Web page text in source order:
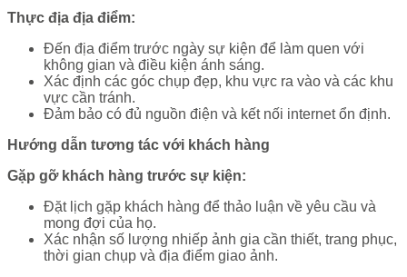
Thực địa địa điểm:
Đến địa điểm trước ngày sự kiện để làm quen với
không gian và điều kiện ánh sáng.
Xác định các góc chụp đẹp, khu vực ra vào và các khu
vực cần tránh.
Đảm bảo có đủ nguồn điện và kết nối internet ổn định.
Hướng dẫn tương tác với khách hàng
Gặp gỡ khách hàng trước sự kiện:
Đặt lịch gặp khách hàng để thảo luận về yêu cầu và
mong đợi của họ.
Xác nhận số lượng nhiếp ảnh gia cần thiết, trang phục,
thời gian chụp và địa điểm giao ảnh.